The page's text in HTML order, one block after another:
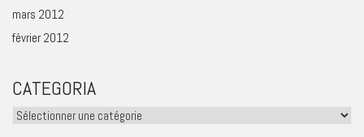
mars 2012
février 2012
CATEGORIA
Categoria